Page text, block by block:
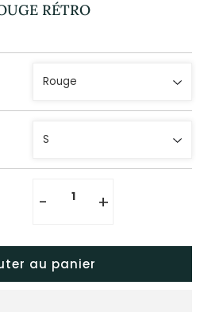
RÉTRO
- +
au panier